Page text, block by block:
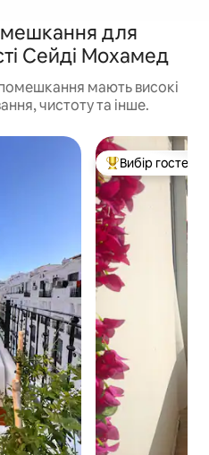
для
Сейді Мохамед
мають високі
чистоту та інше.
Топ вибір гостей
Вибір гостей